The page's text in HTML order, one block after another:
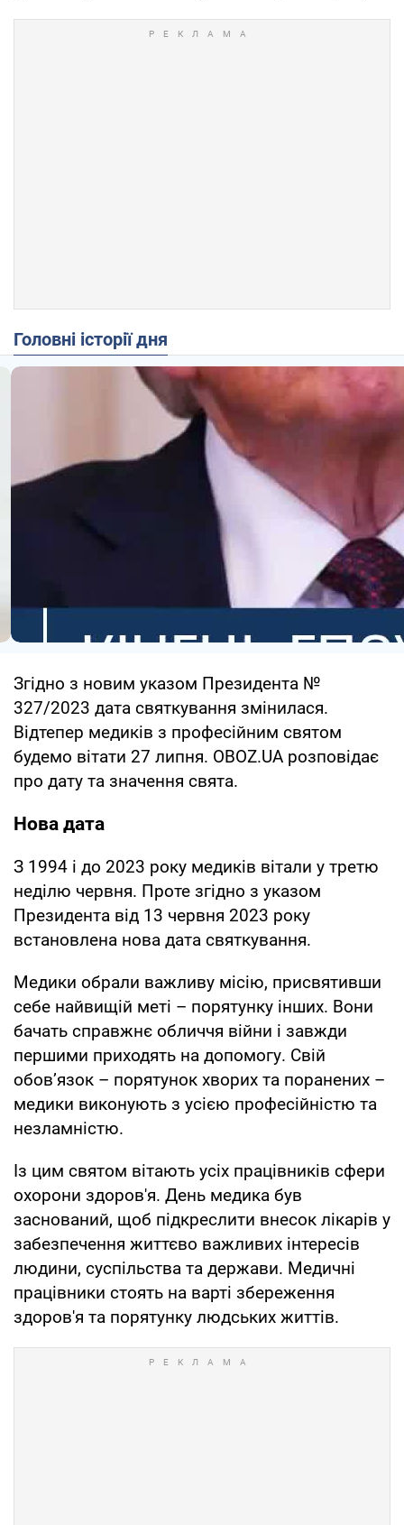
Головні історії дня
Згідно з новим указом Президента №
327/2023 дата святкування змінилася.
Відтепер медиків з професійним святом
будемо вітати 27 липня. OBOZ.UA розповідає
про дату та значення свята.
Нова дата
З 1994 і до 2023 року медиків вітали у третю
неділю червня. Проте згідно з указом
Президента від 13 червня 2023 року
встановлена нова дата святкування.
Медики обрали важливу місію, присвятивши
себе найвищій меті – порятунку інших. Вони
бачать справжнє обличчя війни і завжди
першими приходять на допомогу. Свій
обов’язок – порятунок хворих та поранених –
медики виконують з усією професійністю та
незламністю.
Із цим святом вітають усіх працівників сфери
охорони здоров'я. День медика був
заснований, щоб підкреслити внесок лікарів у
забезпечення життєво важливих інтересів
людини, суспільства та держави. Медичні
працівники стоять на варті збереження
здоров'я та порятунку людських життів.